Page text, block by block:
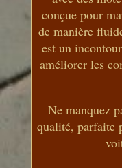
conçue pour
de manière
est un
améliorer les
Ne manquez
qualité, parfaite